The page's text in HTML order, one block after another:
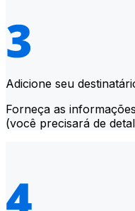
Adicione seu
Forneça as
(você precisará de